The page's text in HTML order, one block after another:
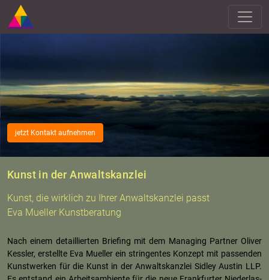
Kunst in der Anwaltskanzlei
Kunst, die wirklich zu Ihrer Anwaltskanzlei passt
Eva Mueller Kunstberatung
jetzt Kontakt aufnehmen
Nach einem de­tail­lier­ten Brie­fing mit dem Ma­na­ging Part­ner Oli­ver
Kess­ler, er­stell­te Eva Mu­el­ler ein strin­gen­tes Kon­zept mit pas­sen­den
Kunst­wer­ken für die Kunst in der An­walts­kanz­lei Sid­ley Aus­tin LLP.